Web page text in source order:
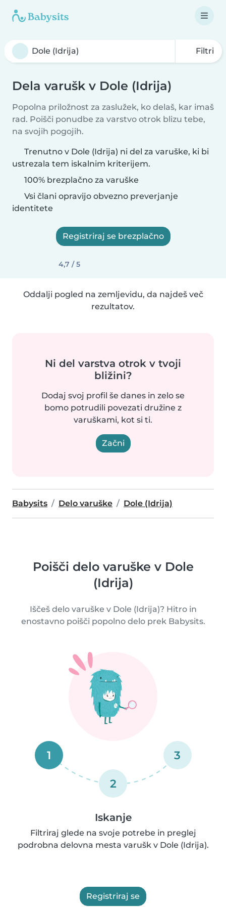
Filtri
Dela varušk v Dole (Idrija)
Popolna priložnost za zaslužek, ko delaš, kar imaš
rad. Poišči ponudbe za varstvo otrok blizu tebe,
na svojih pogojih.
Trenutno v Dole (Idrija) ni del za varuške, ki bi
ustrezala tem iskalnim kriterijem.
100% brezplačno za varuške
Vsi člani opravijo obvezno preverjanje
identitete
Registriraj se brezplačno
4,7 / 5
Oddalji pogled na zemljevidu, da najdeš več
rezultatov.
Ni del varstva otrok v tvoji
bližini?
Dodaj svoj profil še danes in zelo se
bomo potrudili povezati družine z
varuškami, kot si ti.
Začni
Babysits Delo varuške Dole (Idrija)
Poišči delo varuške v Dole
(Idrija)
Iščeš delo varuške v Dole (Idrija)? Hitro in
enostavno poišči popolno delo prek Babysits.
1
2
3
Iskanje
Filtriraj glede na svoje potrebe in preglej
podrobna delovna mesta varušk v Dole (Idrija).
Registriraj se